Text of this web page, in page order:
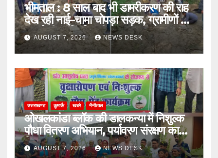
भीमताल : 8 साल बाद भी डामरीकरण की राह
देख रही नाई–चामा चोपड़ा सड़क, ग्रामीणों ने
उठाई शीघ्र निर्माण की मांग
AUGUST 7, 2026 NEWS DESK
उत्तराखण्ड कुमाऊँ खबरे नैनीताल
ओखलकांडा ब्लॉक की डालकन्या में निशुल्क
पौधा वितरण अभियान, पर्यावरण संरक्षण का
दिया संदेश
AUGUST 7, 2026 NEWS DESK